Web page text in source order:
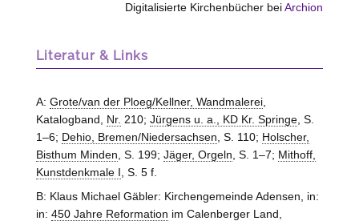
Digitalisierte Kirchenbücher beiArchion
Literatur & Links
A: Grote/van der Ploeg/Kellner, Wandmalerei,
Katalogband, Nr. 210; Jürgens u. a., KD Kr. Springe, S.
1–6; Dehio, Bremen/Niedersachsen, S. 110; Holscher,
Bisthum Minden, S. 199; Jäger, Orgeln, S. 1–7; Mithoff,
Kunstdenkmale I, S. 5 f.
B: Klaus Michael Gäbler: Kirchengemeinde Adensen, in:
in: 450 Jahre Reformation im Calenberger Land,